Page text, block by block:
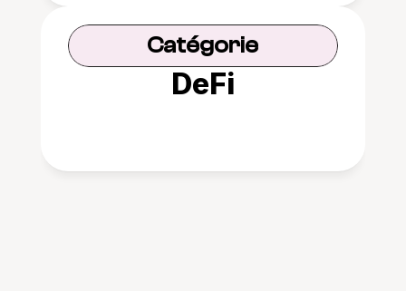
Catégorie
DeFi